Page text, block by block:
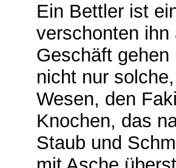
Ein Bettler ist
verschonten
Geschäft
nicht nur
Wesen, den
Knochen, das
Staub und